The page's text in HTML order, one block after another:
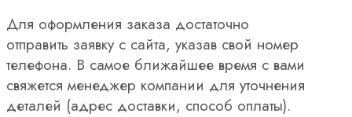
Для оформления заказа достаточно
отправить заявку с сайта, указав свой номер
телефона. В самое ближайшее время с вами
свяжется менеджер компании для уточнения
деталей (адрес доставки, способ оплаты).